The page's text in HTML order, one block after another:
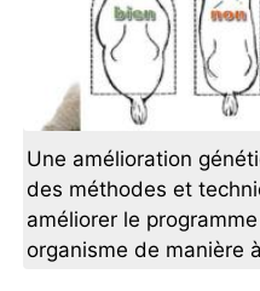
Une amélioration
des méthodes et
améliorer le
organisme de manière